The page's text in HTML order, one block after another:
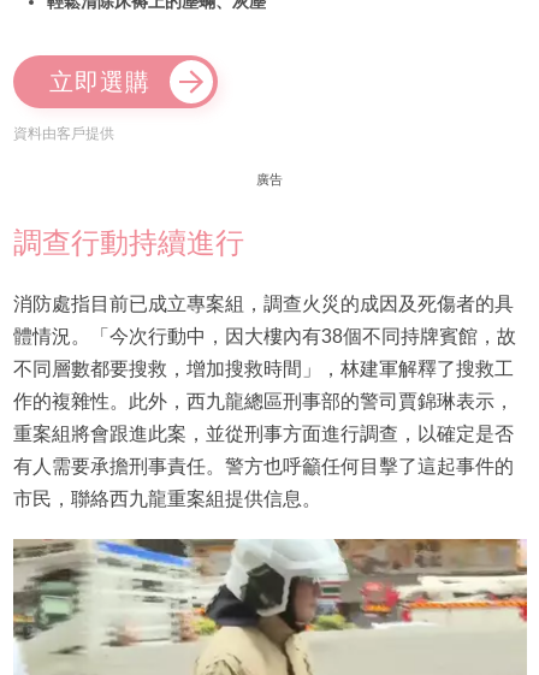
立即選購
資料由客戶提供
廣告
調查行動持續進行
消防處指目前已成立專案組，調查火災的成因及死傷者的具
體情況。「今次行動中，因大樓內有38個不同持牌賓館，故
不同層數都要搜救，增加搜救時間」，林建軍解釋了搜救工
作的複雜性。此外，西九龍總區刑事部的警司賈錦琳表示，
重案組將會跟進此案，並從刑事方面進行調查，以確定是否
有人需要承擔刑事責任。警方也呼籲任何目擊了這起事件的
市民，聯絡西九龍重案組提供信息。